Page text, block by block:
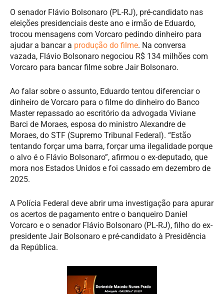
O senador Flávio Bolsonaro (PL-RJ), pré-candidato nas
eleições presidenciais deste ano e irmão de Eduardo,
trocou mensagens com Vorcaro pedindo dinheiro para
ajudar a bancar a produção do filme. Na conversa
vazada, Flávio Bolsonaro negociou R$ 134 milhões com
Vorcaro para bancar filme sobre Jair Bolsonaro.
Ao falar sobre o assunto, Eduardo tentou diferenciar o
dinheiro de Vorcaro para o filme do dinheiro do Banco
Master repassado ao escritório da advogada Viviane
Barci de Moraes, esposa do ministro Alexandre de
Moraes, do STF (Supremo Tribunal Federal). “Estão
tentando forçar uma barra, forçar uma ilegalidade porque
o alvo é o Flávio Bolsonaro”, afirmou o ex-deputado, que
mora nos Estados Unidos e foi cassado em dezembro de
2025.
A Polícia Federal deve abrir uma investigação para apurar
os acertos de pagamento entre o banqueiro Daniel
Vorcaro e o senador Flávio Bolsonaro (PL-RJ), filho do ex-
presidente Jair Bolsonaro e pré-candidato à Presidência
da República.